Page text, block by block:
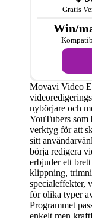
Gratis
Win/
Movavi Video
nybörjare och
YouTubers
verktyg för att
sitt
börja redigera
erbjuder ett
klippning,
specialeffekter,
för olika typer
Programmet